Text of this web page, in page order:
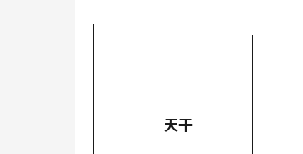
天干